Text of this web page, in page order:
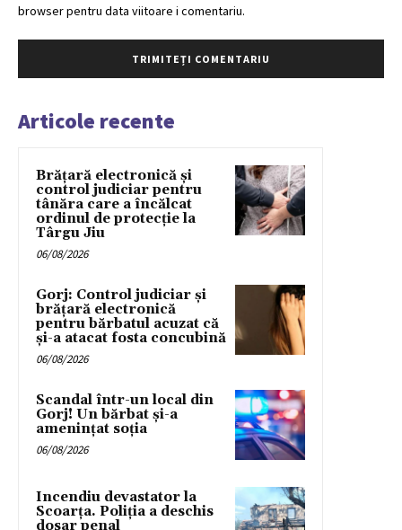
browser pentru data viitoare i comentariu.
Articole recente
Brățară electronică și
control judiciar pentru
tânăra care a încălcat
ordinul de protecție la
Târgu Jiu
06/08/2026
Gorj: Control judiciar și
brățară electronică
pentru bărbatul acuzat că
și-a atacat fosta concubină
06/08/2026
Scandal într-un local din
Gorj! Un bărbat și-a
amenințat soția
06/08/2026
Incendiu devastator la
Scoarța. Poliția a deschis
dosar penal